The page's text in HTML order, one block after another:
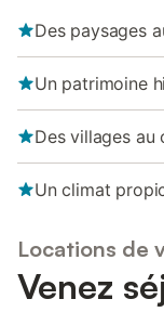
Des paysages
Un patrimoine
Des villages au
Un climat
Locations de
Venez